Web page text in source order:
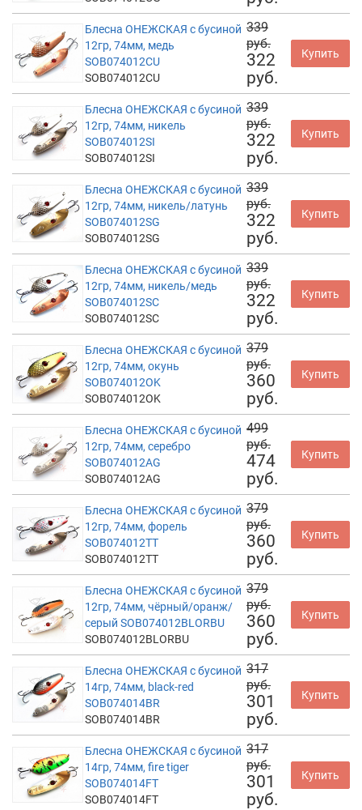
Блесна ОНЕЖСКАЯ с бусиной
12гр, 74мм, медь
SOB074012CU
SOB074012CU
339
руб.
322
руб.
Купить
Блесна ОНЕЖСКАЯ с бусиной
12гр, 74мм, никель
SOB074012SI
SOB074012SI
339
руб.
322
руб.
Купить
Блесна ОНЕЖСКАЯ с бусиной
12гр, 74мм, никель/латунь
SOB074012SG
SOB074012SG
339
руб.
322
руб.
Купить
Блесна ОНЕЖСКАЯ с бусиной
12гр, 74мм, никель/медь
SOB074012SC
SOB074012SC
339
руб.
322
руб.
Купить
Блесна ОНЕЖСКАЯ с бусиной
12гр, 74мм, окунь
SOB074012OK
SOB074012OK
379
руб.
360
руб.
Купить
Блесна ОНЕЖСКАЯ с бусиной
12гр, 74мм, серебро
SOB074012AG
SOB074012AG
499
руб.
474
руб.
Купить
Блесна ОНЕЖСКАЯ с бусиной
12гр, 74мм, форель
SOB074012TT
SOB074012TT
379
руб.
360
руб.
Купить
Блесна ОНЕЖСКАЯ с бусиной
12гр, 74мм, чёрный/оранж/
серый SOB074012BLORBU
SOB074012BLORBU
379
руб.
360
руб.
Купить
Блесна ОНЕЖСКАЯ с бусиной
14гр, 74мм, black-red
SOB074014BR
SOB074014BR
317
руб.
301
руб.
Купить
Блесна ОНЕЖСКАЯ с бусиной
14гр, 74мм, fire tiger
SOB074014FT
SOB074014FT
317
руб.
301
руб.
Купить